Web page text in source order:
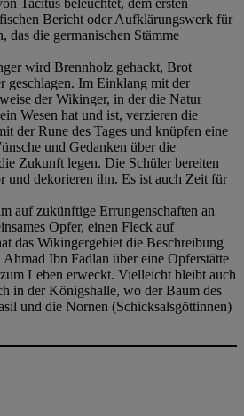
Tacitus beleuchtet, dem ersten
Bericht oder Aufklärungswerk für
das die germanischen Stämme
wird Brennholz gehackt, Brot
geschlagen. Im Einklang mit der
der Wikinger, in der die Natur
Wesen hat und ist, verzieren die
der Rune des Tages und knüpfen eine
und Gedanken über die
Zukunft legen. Die Schüler bereiten
und dekorieren ihn. Es ist auch Zeit für
auf zukünftige Errungenschaften an
Opfer, einen Fleck auf
das Wikingergebiet die Beschreibung
Ahmad Ibn Fadlan über eine Opferstätte
Leben erweckt. Vielleicht bleibt auch
in der Königshalle, wo der Baum des
und die Nornen (Schicksalsgöttinnen)